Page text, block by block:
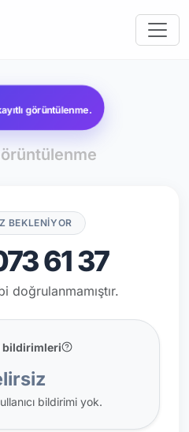
görüntülenme.
BEKLENİYOR
61 37
doğrulanmamıştır.
bildirimleri
bildirimi yok.